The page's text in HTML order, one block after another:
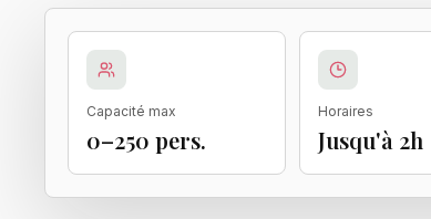
Capacité max
0–250 pers.
Horaires
Jusqu'à 2h